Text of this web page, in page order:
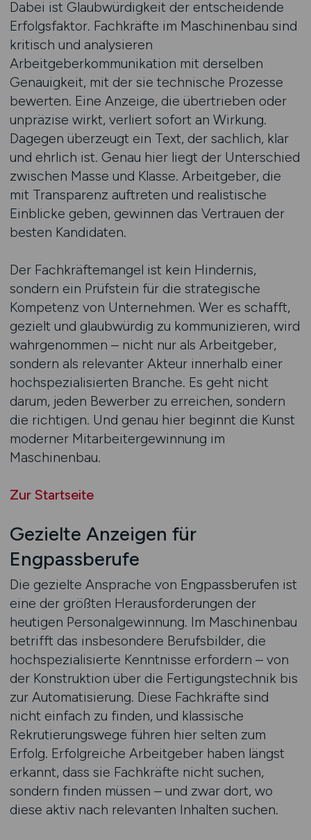
Dabei ist Glaubwürdigkeit der entscheidende
Erfolgsfaktor. Fachkräfte im Maschinenbau sind
kritisch und analysieren
Arbeitgeberkommunikation mit derselben
Genauigkeit, mit der sie technische Prozesse
bewerten. Eine Anzeige, die übertrieben oder
unpräzise wirkt, verliert sofort an Wirkung.
Dagegen überzeugt ein Text, der sachlich, klar
und ehrlich ist. Genau hier liegt der Unterschied
zwischen Masse und Klasse. Arbeitgeber, die
mit Transparenz auftreten und realistische
Einblicke geben, gewinnen das Vertrauen der
besten Kandidaten.
Der Fachkräftemangel ist kein Hindernis,
sondern ein Prüfstein für die strategische
Kompetenz von Unternehmen. Wer es schafft,
gezielt und glaubwürdig zu kommunizieren, wird
wahrgenommen – nicht nur als Arbeitgeber,
sondern als relevanter Akteur innerhalb einer
hochspezialisierten Branche. Es geht nicht
darum, jeden Bewerber zu erreichen, sondern
die richtigen. Und genau hier beginnt die Kunst
moderner Mitarbeitergewinnung im
Maschinenbau.
Zur Startseite
Gezielte Anzeigen für
Engpassberufe
Die gezielte Ansprache von Engpassberufen ist
eine der größten Herausforderungen der
heutigen Personalgewinnung. Im Maschinenbau
betrifft das insbesondere Berufsbilder, die
hochspezialisierte Kenntnisse erfordern – von
der Konstruktion über die Fertigungstechnik bis
zur Automatisierung. Diese Fachkräfte sind
nicht einfach zu finden, und klassische
Rekrutierungswege führen hier selten zum
Erfolg. Erfolgreiche Arbeitgeber haben längst
erkannt, dass sie Fachkräfte nicht suchen,
sondern finden müssen – und zwar dort, wo
diese aktiv nach relevanten Inhalten suchen.